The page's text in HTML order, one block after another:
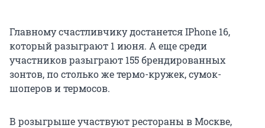
Главному счастливчику достанется IPhone 16,
который разыграют 1 июня. А еще среди
участников разыграют 155 брендированных
зонтов, по столько же термо-кружек, сумок-
шоперов и термосов.
В розыгрыше участвуют рестораны в Москве,